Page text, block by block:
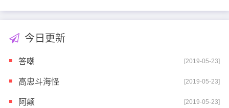
今日更新
答嘲 [2019-05-23]
高忠斗海怪 [2019-05-23]
阿颠 [2019-05-23]